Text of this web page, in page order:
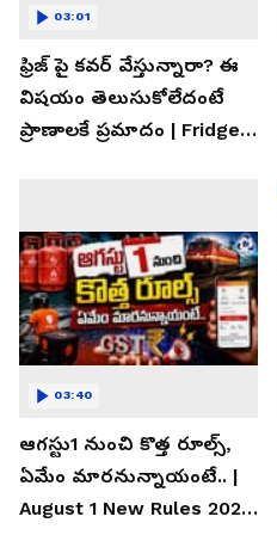
ఫ్రిజ్ పై కవర్ వేస్తున్నారా? ఈ
విషయం తెలుసుకోలేదంటే
ప్రాణాలకే ప్రమాదం | Fridge
03:01
ఆగస్టు1 నుంచి కొత్త రూల్స్,
ఏమేం మారనున్నాయంటే.. |
August 1 New Rules 2026
03:40